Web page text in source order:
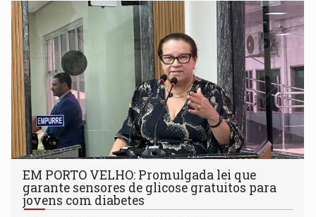
EM PORTO VELHO: Promulgada lei que
garante sensores de glicose gratuitos para
jovens com diabetes